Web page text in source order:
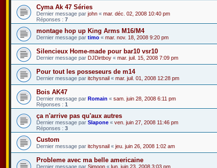
Cyma Ak 47 Séries
Dernier message par john « mar. déc. 02, 2008 10:40 pm
Réponses : 7
montage hop up King Arms M16/M4
Dernier message par timo « mar. nov. 18, 2008 9:20 pm
Silencieux Home-made pour bar10 vsr10
Dernier message par DJDirtboy « mar. juil. 15, 2008 7:09 pm
Pour tout les posseseurs de m14
Dernier message par itchysnail « mar. juil. 01, 2008 12:28 pm
Bois AK47
Dernier message par Romain « sam. juin 28, 2008 6:11 pm
Réponses : 1
ça n'arrive pas qu'aux autres
Dernier message par Slapone « ven. juin 27, 2008 11:46 pm
Réponses : 3
Custom
Dernier message par itchysnail « jeu. juin 26, 2008 1:02 am
Probleme avec ma belle americaine
Dernier message par Simoon « lun. juin 23, 2008 3:03 pm